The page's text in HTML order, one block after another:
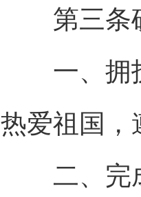
第三条硕
一、拥护
热爱祖国，
二、完成